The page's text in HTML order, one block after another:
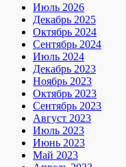
Июль 2026
Декабрь 2025
Октябрь 2024
Сентябрь 2024
Июль 2024
Декабрь 2023
Ноябрь 2023
Октябрь 2023
Сентябрь 2023
Август 2023
Июль 2023
Июнь 2023
Май 2023